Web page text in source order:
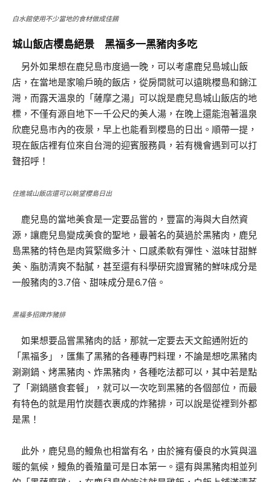
白水館使用不少當地的食材做成佳餚
城山飯店櫻島絕景 黑福多一黑豬肉多吃
另外如果想在鹿兒島市度過一晚，可以考慮鹿兒島城山飯
店，在當地是家喻戶曉的飯店，從房間就可以遠眺櫻島和錦江
灣，而露天溫泉的「薩摩之湯」可以說是鹿兒島城山飯店的地
標，不僅有源自地下一千公尺的美人湯，在晚上還能泡著溫泉
欣鹿兒島市內的夜景，早上也能看到櫻島的日出。順帶一提，
現在飯店裡有位來自台灣的迎賓服務員，若有機會遇到可以打
聲招呼！
住進城山飯店還可以眺望櫻島日出
鹿兒島的當地美食是一定要品嘗的，豐富的海與大自然資
源，讓鹿兒島變成美食的聖地，最著名的莫過於黑豬肉，鹿兒
島黑豬的特色是肉質緊緻多汁、口感柔軟有彈性、滋味甘甜鮮
美、脂肪清爽不黏膩，甚至還有科學研究證實豬的鮮味成分是
一般豬肉的3.7倍、甜味成分是6.7倍。
黑福多招牌炸豬排
如果想要品嘗黑豬肉的話，那就一定要去天文館通附近的
「黑福多」，匯集了黑豬的各種專門料理，不論是想吃黑豬肉
涮涮鍋、烤黑豬肉、炸黑豬肉，各種吃法都可以，其中若是點
了「涮鍋膳食套餐」，就可以一次吃到黑豬的各個部位，而最
有特色的就是用竹炭麵衣裹成的炸豬排，可以說是從裡到外都
是黑！
此外，鹿兒島的鰻魚也相當有名，由於擁有優良的水質與溫
暖的氣候，鰻魚的養殖量可是日本第一。還有與黑豬肉相並列